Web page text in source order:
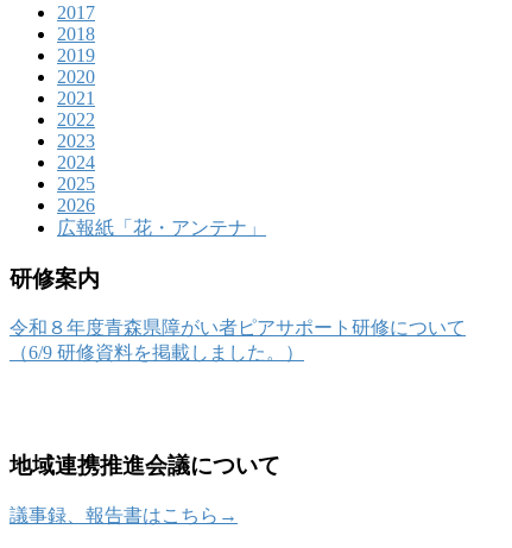
2017
2018
2019
2020
2021
2022
2023
2024
2025
2026
広報紙「花・アンテナ」
研修案内
令和８年度青森県障がい者ピアサポート研修について
（6/9 研修資料を掲載しました。）
地域連携推進会議について
議事録、報告書はこちら→